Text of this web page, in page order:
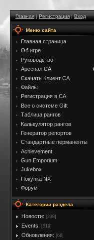
Главная|Регистрация|Вход
Меню сайта
Главная страница
Об игре
Руководство
Арсенал CA
Скачать Клиент CA
Файлы
Регистрация в CA
Все о системе Gift
Таблица рангов
Калькулятор рангов
Генератор репортов
Стандартные перманенты
Achievement
Gun Emporium
Jukebox
Покупка NX
Форум
Категории раздела
Новости: [238]
Events: [519]
Обновления: [66]